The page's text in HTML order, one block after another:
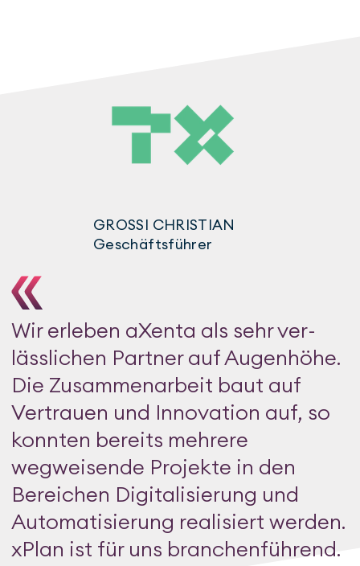
GROSSI CHRISTIAN
Geschäftsführer
Wir erleben aXenta als sehr ver­
läss­li­chen Part­ner auf Augen­höhe.
Die Zu­sam­men­ar­beit baut auf
Vertrauen und Innovation auf, so
konnten be­reits mehrere
wegweisende Pro­jek­te in den
Bereichen Digi­ta­li­sie­rung und
Automatisierung realisiert werden.
xPlan ist für uns bran­chen­füh­rend.